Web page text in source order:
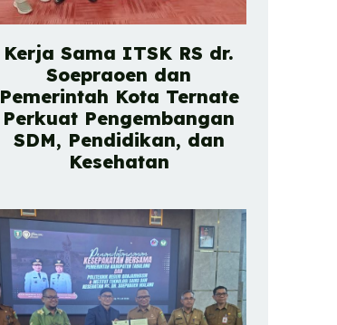
Kerja Sama ITSK RS dr.
Soepraoen dan
Pemerintah Kota Ternate
Perkuat Pengembangan
SDM, Pendidikan, dan
Kesehatan